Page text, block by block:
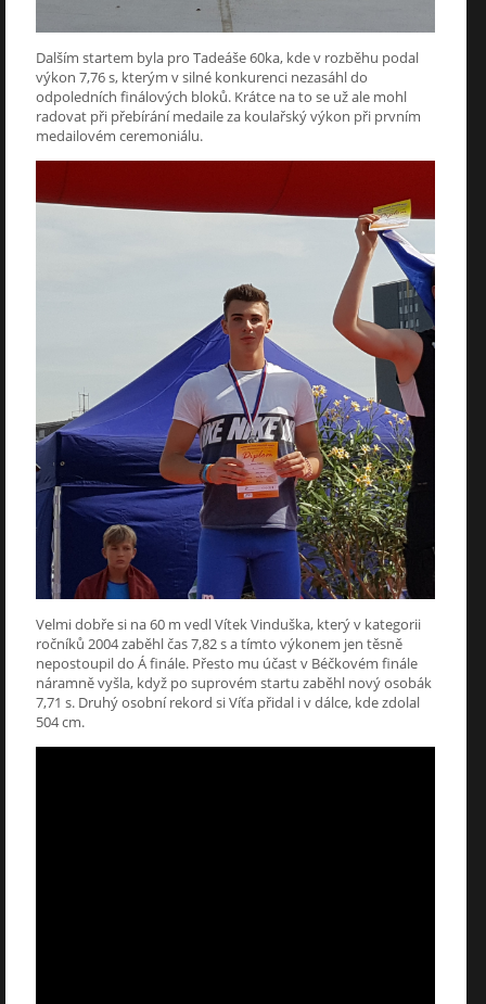
Dalším startem byla pro Tadeáše 60ka, kde v rozběhu podal
výkon 7,76 s, kterým v silné konkurenci nezasáhl do
odpoledních finálových bloků. Krátce na to se už ale mohl
radovat při přebírání medaile za koulařský výkon při prvním
medailovém ceremoniálu.
Velmi dobře si na 60 m vedl Vítek Vinduška, který v kategorii
ročníků 2004 zaběhl čas 7,82 s a tímto výkonem jen těsně
nepostoupil do Á finále. Přesto mu účast v Béčkovém finále
náramně vyšla, když po suprovém startu zaběhl nový osobák
7,71 s. Druhý osobní rekord si Víťa přidal i v dálce, kde zdolal
504 cm.